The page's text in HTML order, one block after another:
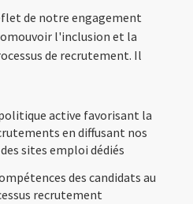
de notre engagement
l'inclusion et la
de recrutement. Il
active favorisant la
en diffusant nos
sites emploi dédiés
des candidats au
recrutement